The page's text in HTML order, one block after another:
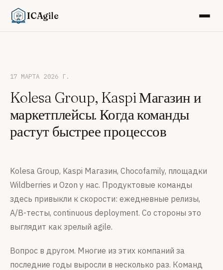
ICAgile
17 МАРТА 2026 Г.
Kolesa Group, Kaspi Магазин и
маркетплейсы. Когда команды
растут быстрее процессов
Kolesa Group, Kaspi Магазин, Chocofamily, площадки
Wildberries и Ozon у нас. Продуктовые команды
здесь привыкли к скорости: ежедневные релизы,
A/B-тесты, continuous deployment. Со стороны это
выглядит как зрелый agile.
Вопрос в другом. Многие из этих компаний за
последние годы выросли в несколько раз. Команд